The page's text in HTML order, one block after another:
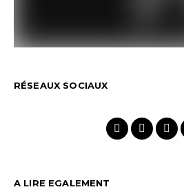
RÉSEAUX SOCIAUX
A LIRE EGALEMENT